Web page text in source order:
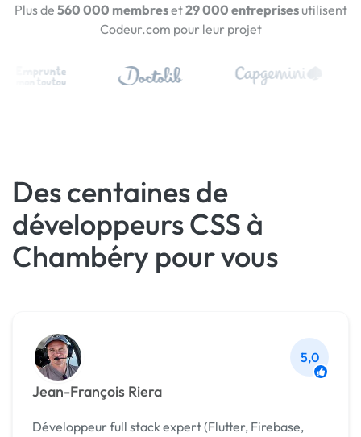
Plus de 560 000 membreset29 000 entreprisesutilisent
Codeur.com pour leur projet
Des centaines de
développeurs CSS à
Chambéry pour vous
Jean-François Riera
5,0
Développeur full stack expert (Flutter, Firebase,